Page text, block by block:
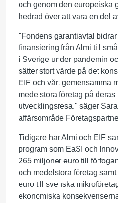
och genom den europeiska
hedrad över att vara en del
"Fondens garantiavtal
finansiering från Almi till
i Sverige under pandemin
sätter stort värde på det
EIF och vårt gemensamma
medelstora företag på
utvecklingsresa." säger
affärsområde
Tidigare har Almi och EIF
program som EaSI och
265 miljoner euro till
och medelstora företag
euro till svenska
ekonomiska